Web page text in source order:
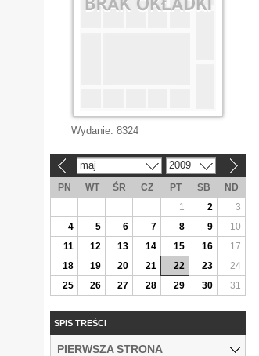
Wydanie: 8324
maj 2009
PN WT ŚR CZ PT SB
ND
1
2
3
4
5 6 7 8 9
10
11
12 13 14 15 16
17
18
19 20 21 22 23
24
25
26 27 28 29 30 31
SPIS TREŚCI
PIERWSZA STRONA